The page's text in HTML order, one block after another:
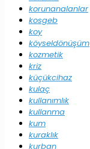
korunanalanlar
kosgeb
koy
köyseldönüşüm
kozmetik
kriz
küçükcihaz
kulaç
kullanımlık
kullanma
kum
kuraklık
kurban